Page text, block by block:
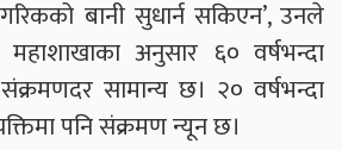
बानी सुधार्न सकिएन’, उनले
अनुसार ६० वर्षभन्दा
सामान्य छ। २० वर्षभन्दा
पनि संक्रमण न्यून छ।